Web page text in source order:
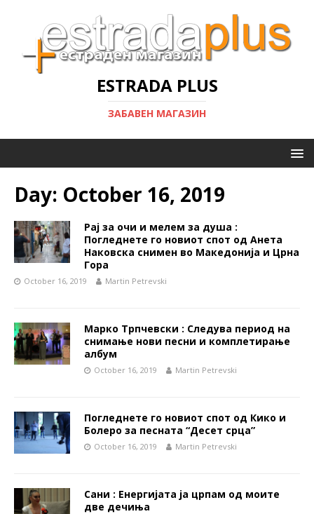
ESTRADA PLUS
ЗАБАВЕН МАГАЗИН
Day: October 16, 2019
Рај за очи и мелем за душа :
Погледнете го новиот спот од Анета
Наковска снимен во Македонија и Црна
Гора
October 16, 2019 Martin Petrevski
Марко Трпчевски : Следува период на
снимање нови песни и комплетирање
албум
October 16, 2019 Martin Petrevski
Погледнете го новиот спот од Кико и
Болеро за песната “Десет срца”
October 16, 2019 Martin Petrevski
Сани : Енергијата ја црпам од моите
две дечиња